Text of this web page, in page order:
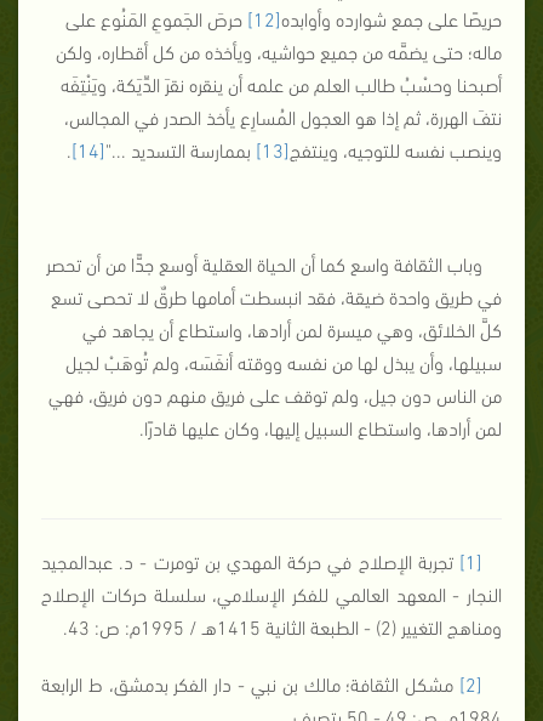
حريصًا على جمع شوارده وأوابده[12]
حرصَ الجَموعِ المَنُوع على
ماله؛ حتى يضمَّه من جميع حواشيه، ويأخذه من كل أقطاره، ولكن
أصبحنا وحسْبُ طالب العلم من علمه أن ينقره نقرَ الدِّيَكة، ويَنْتِفَه
نتفَ الهررة، ثم إذا هو العجول المُسارِع يأخذ الصدر في المجالس،
وينصب نفسه للتوجيه، وينتفج[13] بممارسة التسديد ..."[14]
.
وباب الثقافة واسع كما أن الحياة العقلية أوسع جدًّا من أن تحصر
في طريق واحدة ضيقة، فقد انبسطت أمامها طرقٌ لا تحصى تسع
كلَّ الخلائق، وهي ميسرة لمن أرادها، واستطاع أن يجاهد في
سبيلها، وأن يبذل لها من نفسه ووقته أنفَسَه، ولم تُوهَبْ لجيل
من الناس دون جيل، ولم توقف على فريق منهم دون فريق، فهي
لمن أرادها، واستطاع السبيل إليها، وكان عليها قادرًا.
[1]
تجربة الإصلاح في حركة المهدي بن تومرت - د. عبدالمجيد
النجار - المعهد العالمي للفكر الإسلامي، سلسلة حركات الإصلاح
ومناهج التغيير (2) - الطبعة الثانية 1415هـ / 1995م: ص: 43.
[2]
مشكل الثقافة؛ مالك بن نبي - دار الفكر بدمشق، ط الرابعة